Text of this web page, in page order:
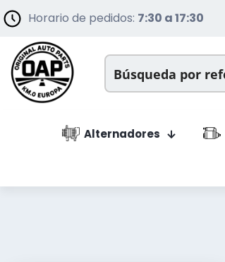
Horario de pedidos: 7:30 a 17:30
Alternadores